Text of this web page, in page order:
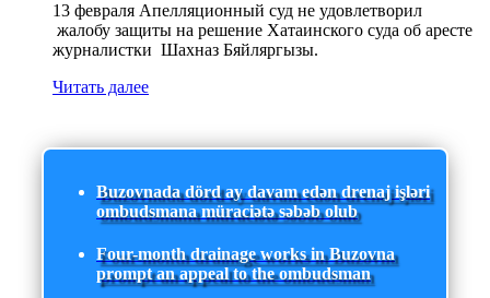
13 февраля Апелляционный суд не удовлетворил
жалобу защиты на решение Хатаинского суда об аресте
журналистки Шахназ Бяйляргызы.
Читать далее
Buzovnada dörd ay davam edən drenaj işləri
ombudsmana müraciətə səbəb olub
Four-month drainage works in Buzovna
prompt an appeal to the ombudsman